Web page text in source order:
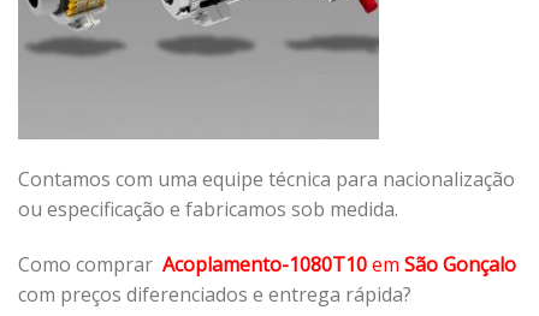
Contamos com uma equipe técnica para nacionalização
ou especificação e fabricamos sob medida.
Como comprar Acoplamento-1080T10em São Gonçalo
com preços diferenciados e entrega rápida?